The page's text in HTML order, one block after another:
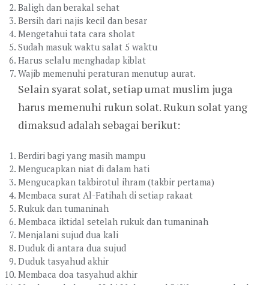
Baligh dan berakal sehat
Bersih dari najis kecil dan besar
Mengetahui tata cara sholat
Sudah masuk waktu salat 5 waktu
Harus selalu menghadap kiblat
Wajib memenuhi peraturan menutup aurat.
Selain syarat solat, setiap umat muslim juga
harus memenuhi rukun solat. Rukun solat yang
dimaksud adalah sebagai berikut:
Berdiri bagi yang masih mampu
Mengucapkan niat di dalam hati
Mengucapkan takbirotul ihram (takbir pertama)
Membaca surat Al-Fatihah di setiap rakaat
Rukuk dan tumaninah
Membaca iktidal setelah rukuk dan tumaninah
Menjalani sujud dua kali
Duduk di antara dua sujud
Duduk tasyahud akhir
Membaca doa tasyahud akhir